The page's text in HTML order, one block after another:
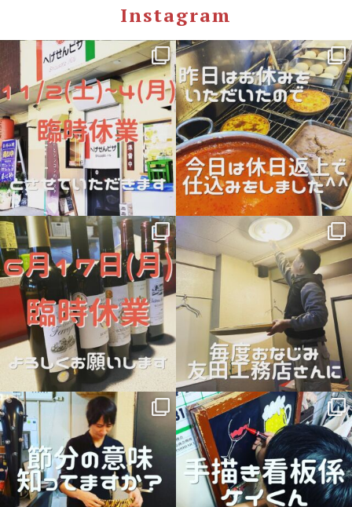
Instagram
hegesen_pizza
10月 29
hegesen_pizza
6月 18
hegesen_pizza
6月 17
hegesen_pizza
4月 4
hegesen_pizza hegesen_pizza